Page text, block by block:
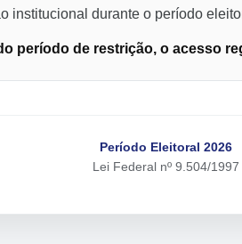
institucional durante o período
período de restrição, o acesso
Período Eleitoral 2026
Lei Federal nº 9.504/1997